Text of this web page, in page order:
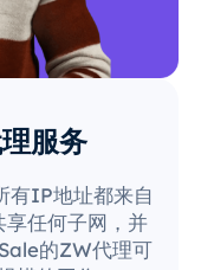
服务
有IP地址都来自
任何子网，并
的ZW代理可